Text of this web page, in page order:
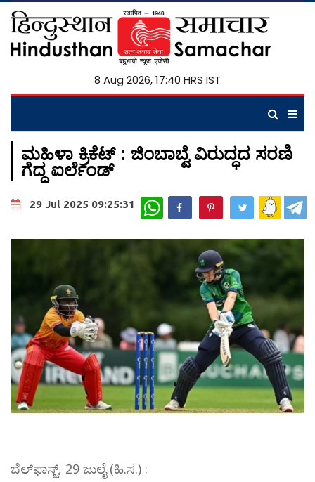
8 Aug 2026, 17:40 HRS IST
ಮಹಿಳಾ ಕ್ರಿಕೆಟ್ : ಜಿಂಬಾಬ್ವೆ ವಿರುದ್ಧದ ಸರಣಿ
ಗೆದ್ದ ಐರ್ಲೆಂಡ್
29 Jul 2025 09:25:31 WhatsApp
ಬೆಲ್‌ಫಾಸ್ಟ್, 29 ಜುಲೈ (ಹಿ.ಸ.) :